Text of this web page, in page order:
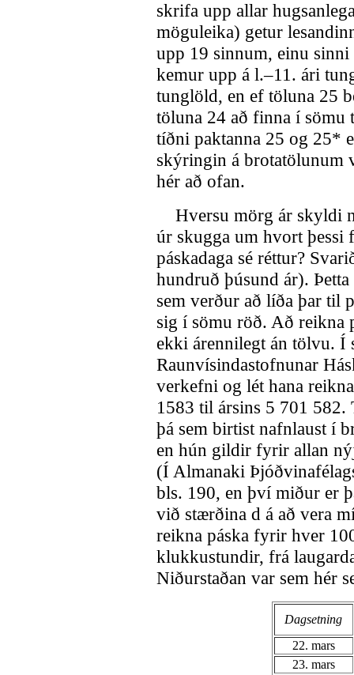
skrifa upp allar
möguleika) getur
upp 19 sinnum, einu
kemur upp á l.–11. ári
tunglöld, en ef töluna 25
töluna 24 að finna í
tíðni paktanna 25 og 25*
skýringin á brotatölunum
hér að ofan.
Hversu mörg ár skyldi
úr skugga um hvort
páskadaga sé réttur?
hundruð þúsund ár).
sem verður að líða þar til
sig í sömu röð. Að reikna
ekki árennilegt án tölvu. Í
Raunvísindastofnunar
verkefni og lét hana
1583 til ársins 5 701
þá sem birtist nafnlaust í
en hún gildir fyrir allan
(Í Almanaki
bls. 190, en því miður er
við stærðina d á að vera
reikna páska fyrir hver
klukkustundir, frá
Niðurstaðan var sem hér
Dagsetning
22. mars
23. mars